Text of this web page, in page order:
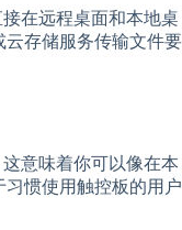
在远程桌面和本地桌
存储服务传输文件要
意味着你可以像在本
惯使用触控板的用户